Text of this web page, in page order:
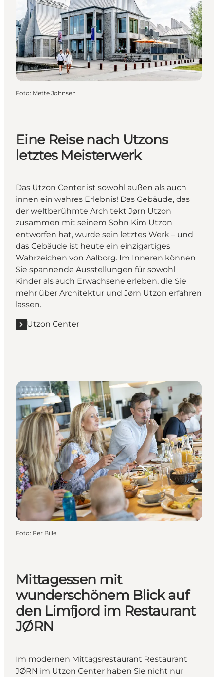
Foto: Mette Johnsen
Eine Reise nach Utzons
letztes Meisterwerk
Das Utzon Center ist sowohl außen als auch
innen ein wahres Erlebnis! Das Gebäude, das
der weltberühmte Architekt Jørn Utzon
zusammen mit seinem Sohn Kim Utzon
entworfen hat, wurde sein letztes Werk – und
das Gebäude ist heute ein einzigartiges
Wahrzeichen von Aalborg. Im Inneren können
Sie spannende Ausstellungen für sowohl
Kinder als auch Erwachsene erleben, die Sie
mehr über Architektur und Jørn Utzon erfahren
lassen.
Utzon Center
Foto: Per Bille
Mittagessen mit
wunderschönem Blick auf
den Limfjord im Restaurant
JØRN
Im modernen Mittagsrestaurant Restaurant
JØRN im Utzon Center haben Sie nicht nur